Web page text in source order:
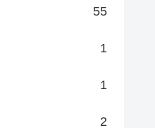
55
1
1
2